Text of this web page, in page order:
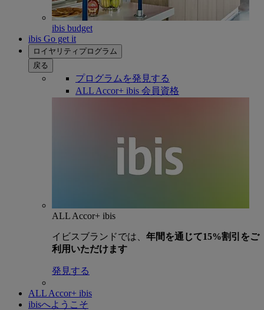
ibis budget
ibis Go get it
ロイヤリティプログラム
戻る
プログラムを発見する
ALL Accor+ ibis 会員資格
ALL Accor+ ibis
イビスブランドでは、 年間を通じて15%割引をご
利用いただけます
発見する
ALL Accor+ ibis
ibisへようこそ